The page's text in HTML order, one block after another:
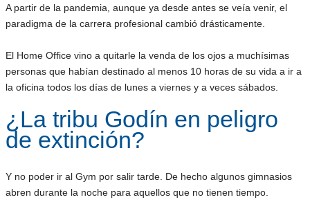
A partir de la pandemia, aunque ya desde antes se veía venir, el
paradigma de la carrera profesional cambió drásticamente.
El Home Office vino a quitarle la venda de los ojos a muchísimas
personas que habían destinado al menos 10 horas de su vida a ir a
la oficina todos los días de lunes a viernes y a veces sábados.
¿La tribu Godín en peligro
de extinción?
Y no poder ir al Gym por salir tarde. De hecho algunos gimnasios
abren durante la noche para aquellos que no tienen tiempo.